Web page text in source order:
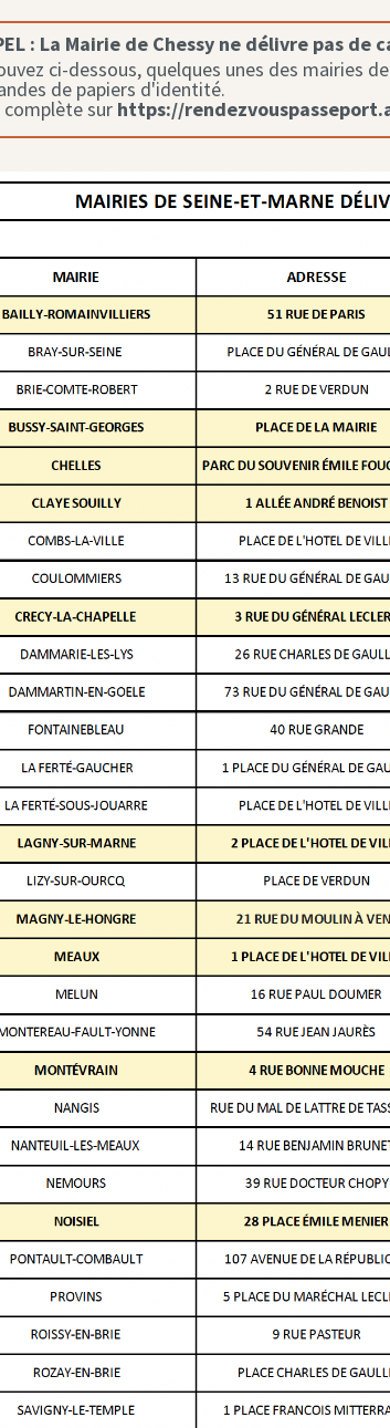
: La Mairie de Chessy ne délivre pas
ci-dessous, quelques unes des mairies
de papiers d'identité.
complète sur https://